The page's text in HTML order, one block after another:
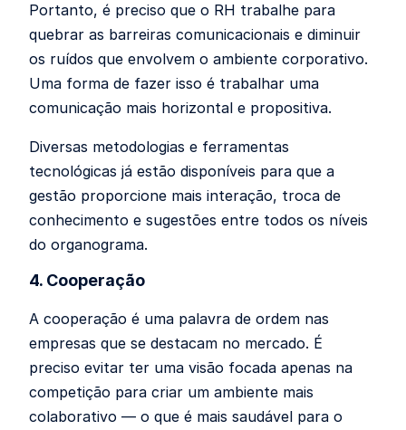
Portanto, é preciso que o RH trabalhe para
quebrar as barreiras comunicacionais e diminuir
os ruídos que envolvem o ambiente corporativo.
Uma forma de fazer isso é trabalhar uma
comunicação mais horizontal e propositiva.
Diversas metodologias e ferramentas
tecnológicas já estão disponíveis para que a
gestão proporcione mais interação, troca de
conhecimento e sugestões entre todos os níveis
do organograma.
4. Cooperação
A cooperação é uma palavra de ordem nas
empresas que se destacam no mercado. É
preciso evitar ter uma visão focada apenas na
competição para criar um ambiente mais
colaborativo — o que é mais saudável para o